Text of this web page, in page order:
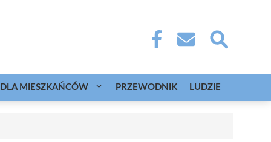
DLA MIESZKAŃCÓW PRZEWODNIK LUDZIE